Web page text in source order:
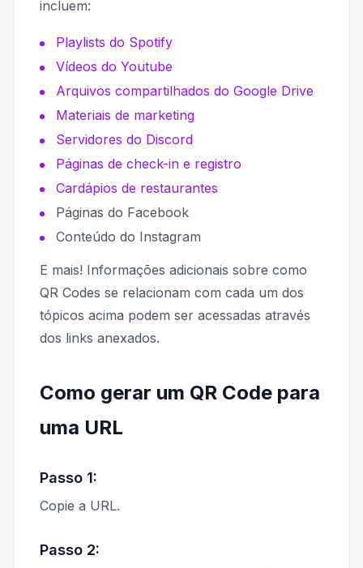
incluem:
Playlists do Spotify
Vídeos do Youtube
Arquivos compartilhados do Google Drive
Materiais de marketing
Servidores do Discord
Páginas de check-in e registro
Cardápios de restaurantes
Páginas do Facebook
Conteúdo do Instagram
E mais! Informações adicionais sobre como
QR Codes se relacionam com cada um dos
tópicos acima podem ser acessadas através
dos links anexados.
Como gerar um QR Code para
uma URL
Passo 1:
Copie a URL.
Passo 2: